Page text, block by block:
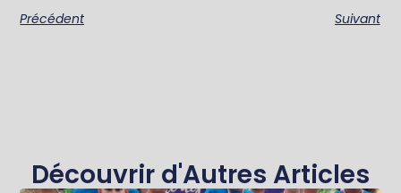
Précédent Suivant
Découvrir d'Autres Articles